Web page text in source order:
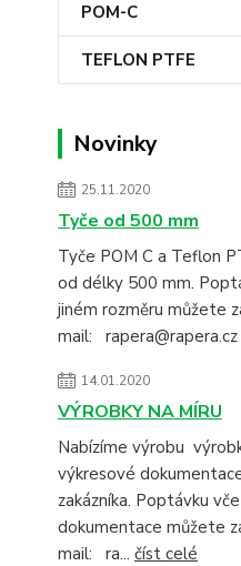
POM-C
TEFLON PTFE
Novinky
25.11.2020
Tyče od 500 mm
Tyče POM C a Teflon
od délky 500 mm.
jiném rozměru můžete
mail:
14.01.2020
VÝROBKY NA MÍRU
Nabízíme výrobu
výkresové
zakázníka. Poptávku
dokumentace můžete
mail: ra... číst celé